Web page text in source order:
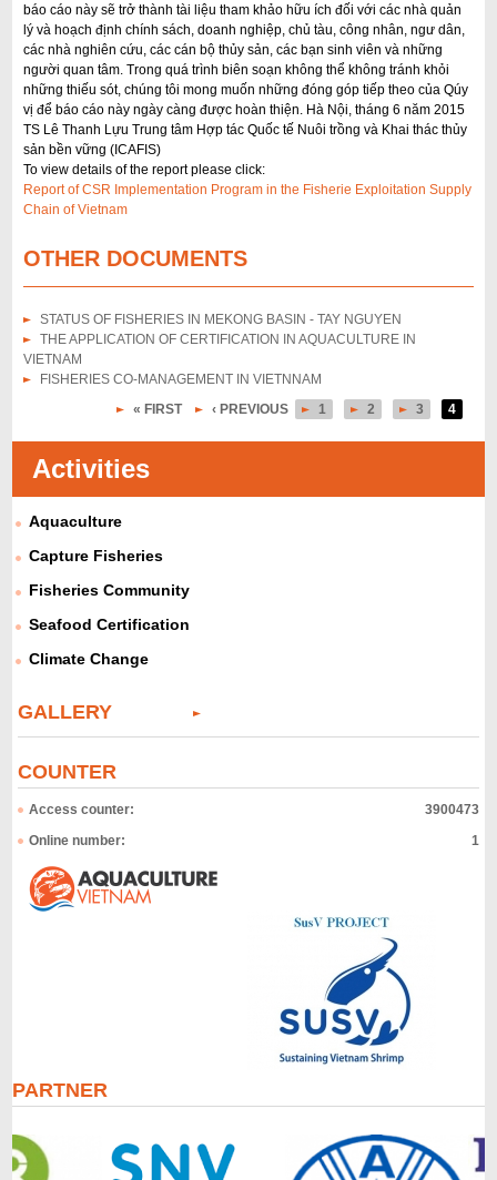
báo cáo này sẽ trở thành tài liệu tham khảo hữu ích đối với các nhà quản
lý và hoạch định chính sách, doanh nghiệp, chủ tàu, công nhân, ngư dân,
các nhà nghiên cứu, các cán bộ thủy sản, các bạn sinh viên và những
người quan tâm. Trong quá trình biên soạn không thể không tránh khỏi
những thiếu sót, chúng tôi mong muốn những đóng góp tiếp theo của Qúy
vị để báo cáo này ngày càng được hoàn thiện. Hà Nội, tháng 6 năm 2015
TS Lê Thanh Lựu Trung tâm Hợp tác Quốc tế Nuôi trồng và Khai thác thủy
sản bền vững (ICAFIS)
To view details of the report please click:
Report of CSR Implementation Program in the Fisherie Exploitation Supply
Chain of Vietnam
OTHER DOCUMENTS
STATUS OF FISHERIES IN MEKONG BASIN - TAY NGUYEN
THE APPLICATION OF CERTIFICATION IN AQUACULTURE IN
VIETNAM
FISHERIES CO-MANAGEMENT IN VIETNNAM
a
g
e
s
« FIRST ‹ PREVIOUS 1 2 3 4
Activities
Aquaculture
Capture Fisheries
Fisheries Community
Seafood Certification
Climate Change
GALLERY
COUNTER
Access counter:
3900473
Online number:
1
PARTNER